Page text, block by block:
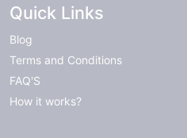
Quick Links
Blog
Terms and Conditions
FAQ'S
How it works?